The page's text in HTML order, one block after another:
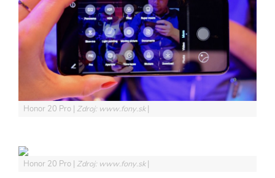
Honor 20 Pro Zdroj: www.fony.sk
Honor 20 Pro Zdroj: www.fony.sk